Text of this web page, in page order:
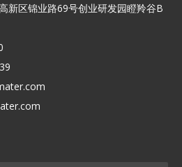
新区锦业路69号创业研发园瞪羚谷B